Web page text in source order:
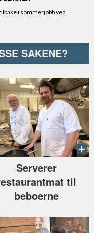
SAKENE?
Serverer
til
beboerne